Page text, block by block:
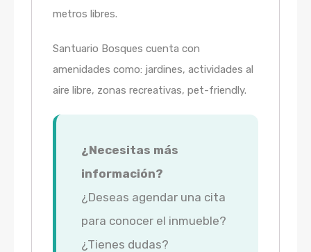
metros libres.
Santuario Bosques cuenta con
amenidades como: jardines, actividades al
aire libre, zonas recreativas, pet-friendly.
¿Necesitas más
información?
¿Deseas agendar una cita
para conocer el inmueble?
¿Tienes dudas?